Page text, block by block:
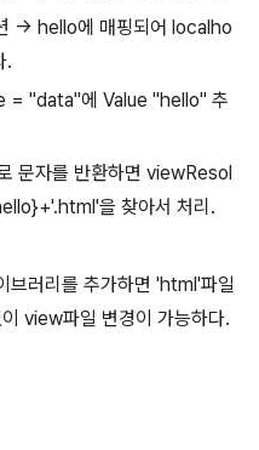
-> hello에 매핑되어 localho
.
"data"에 Value "hello" 추
문자를 반환하면 viewResol
을 찾아서 처리.
러리를 추가하면 'html'파일
view파일 변경이 가능하다.